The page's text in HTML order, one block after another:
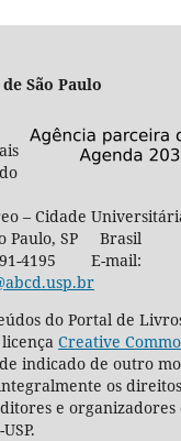
São Paulo
– Cidade
Paulo, SP Brasil
4195 E-mail:
do Portal de
licença Creative
indicado de outro
os
e organizadores